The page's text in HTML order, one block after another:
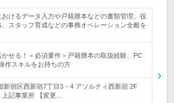
おけるデータ入力や戸籍謄本などの書類管理、役
、スタッフ育成などの事務オペレーション全般を
せる！＜必須要件＞戸籍謄本の取扱経験、PC
作スキルをお持ちの方
新宿区西新宿7丁目3－4 アソルティ西新宿 2F
上記事業所 【変更…